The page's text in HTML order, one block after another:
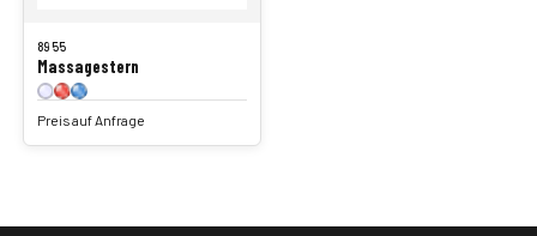
8955
Massagestern
Preis auf Anfrage